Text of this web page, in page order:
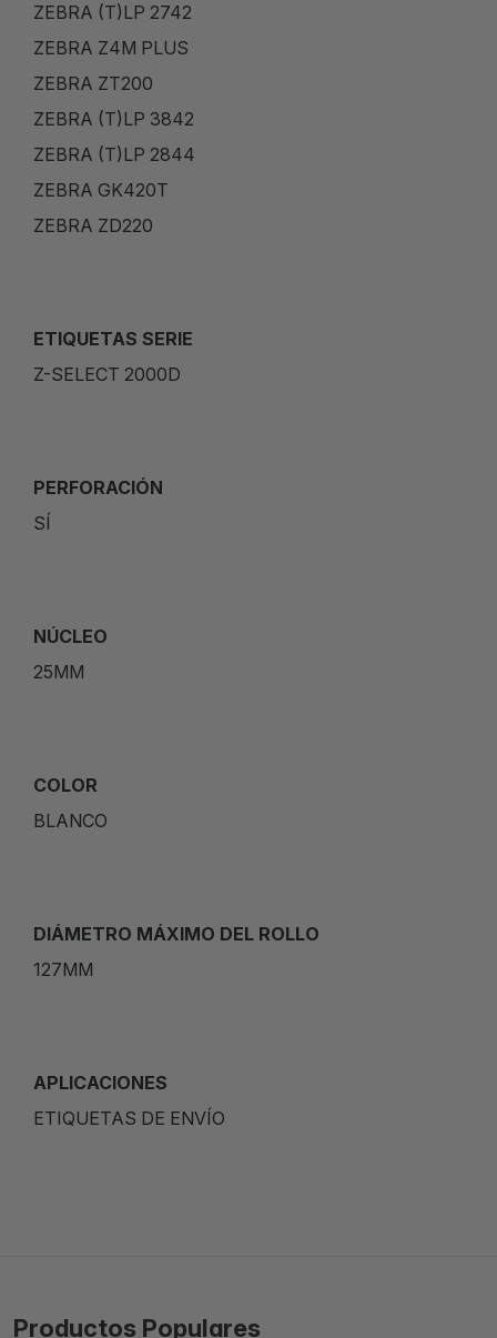
ZEBRA (T)LP 2742
ZEBRA Z4M PLUS
ZEBRA ZT200
ZEBRA (T)LP 3842
ZEBRA (T)LP 2844
ZEBRA GK420T
ZEBRA ZD220
ETIQUETAS SERIE
Z-SELECT 2000D
PERFORACIÓN
SÍ
NÚCLEO
25MM
COLOR
BLANCO
DIÁMETRO MÁXIMO DEL ROLLO
127MM
APLICACIONES
ETIQUETAS DE ENVÍO
Productos Populares